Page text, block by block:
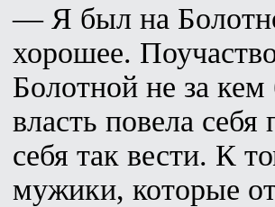
— Я был на
хорошее.
Болотной не за
власть повела
себя так вести. К
мужики, которые